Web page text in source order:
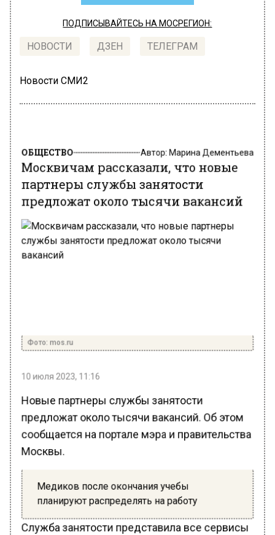
ПОДПИСЫВАЙТЕСЬ НА МОСРЕГИОН:
НОВОСТИ ДЗЕН ТЕЛЕГРАМ
Новости СМИ2
Москвичам рассказали, что новые
партнеры службы занятости
предложат около тысячи вакансий
Фото: mos.ru
10 июля 2023, 11:16
Новые партнеры службы занятости
предложат около тысячи вакансий. Об этом
сообщается на портале мэра и правительства
Москвы.
Медиков после окончания учебы
планируют распределять на работу
Служба занятости представила все сервисы